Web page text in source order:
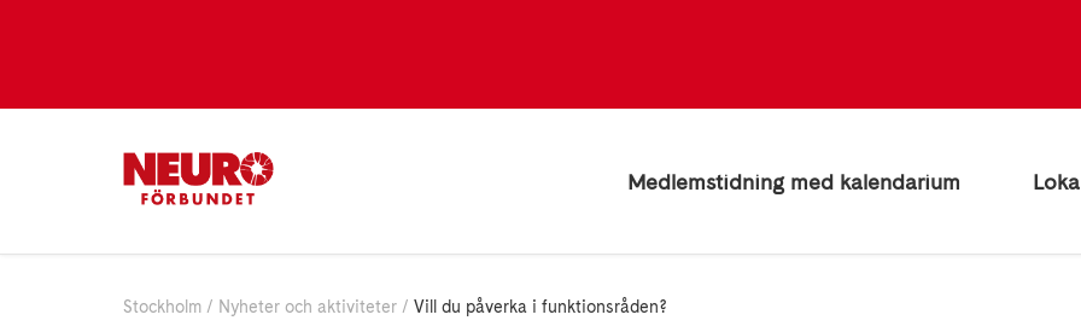
Medlemstidning med kalendarium
Stockholm Nyheter och aktiviteter Vill du påverka i funktionsråden?